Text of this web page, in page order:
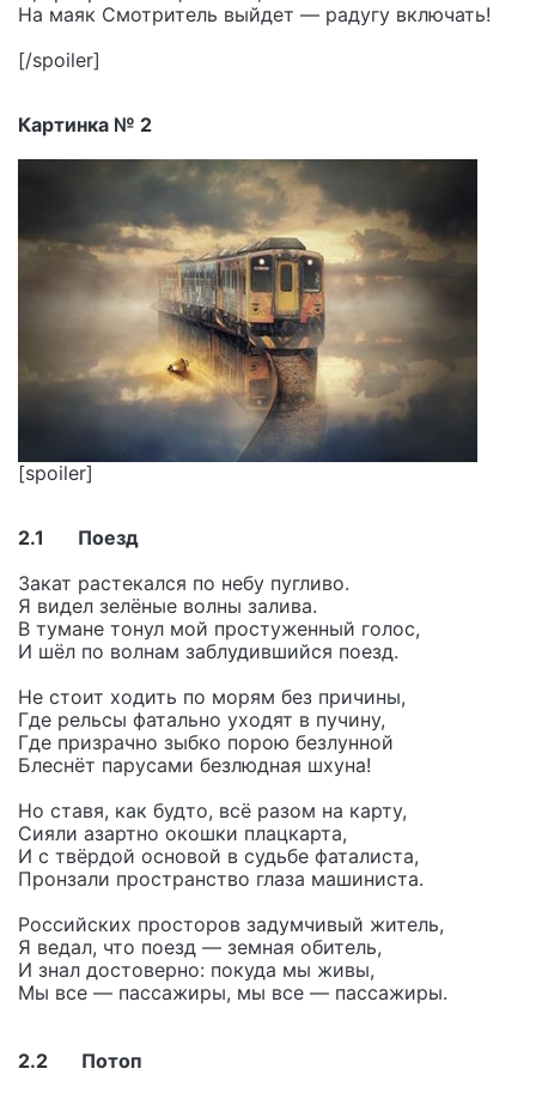
На маяк Смотритель выйдет — радугу включать!
[/spoiler]
Картинка № 2
[spoiler]
2.1 Поезд
Закат растекался по небу пугливо.
Я видел зелёные волны залива.
В тумане тонул мой простуженный голос,
И шёл по волнам заблудившийся поезд.
Не стоит ходить по морям без причины,
Где рельсы фатально уходят в пучину,
Где призрачно зыбко порою безлунной
Блеснёт парусами безлюдная шхуна!
Но ставя, как будто, всё разом на карту,
Сияли азартно окошки плацкарта,
И с твёрдой основой в судьбе фаталиста,
Пронзали пространство глаза машиниста.
Российских просторов задумчивый житель,
Я ведал, что поезд — земная обитель,
И знал достоверно: покуда мы живы,
Мы все — пассажиры, мы все — пассажиры.
2.2 Потоп